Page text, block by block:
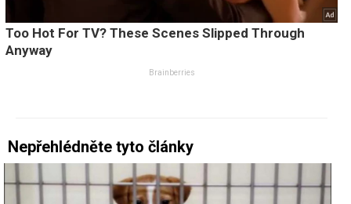
Nepřehlédněte tyto články